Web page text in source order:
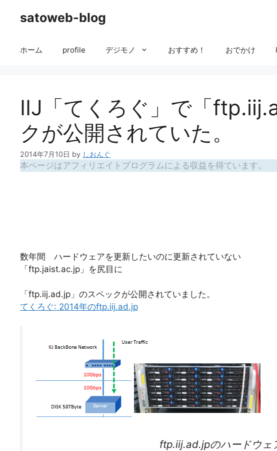
satoweb-blog
ホーム profile デジモノ おすすめ！ おでかけ
IIJ「てくろぐ」で「
クが公開されていた。
2014年7月10日 by しおんぐ
本ページはアフィリエイトプログラムによる収益を得ています。
数年間 ハードウェアを更新したいのに更新されていない
「ftp.jaist.ac.jp」を尻目に
「ftp.iij.ad.jp」のスペックが公開されていました。
てくろぐ: 2014年のftp.iij.ad.jp
ftp.iij.ad.jpのハードウェ